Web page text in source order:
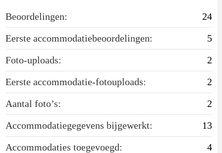
Beoordelingen:
24
Eerste accommodatiebeoordelingen:
5
Foto-uploads:
2
Eerste accommodatie-fotouploads:
2
Aantal foto’s:
2
Accommodatiegegevens bijgewerkt:
13
Accommodaties toegevoegd:
4